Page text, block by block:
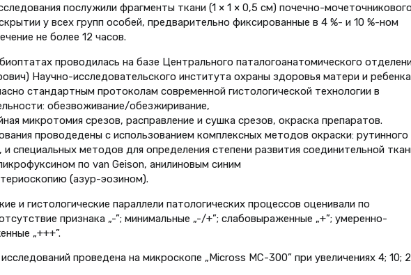
послужили фрагменты ткани (1 × 1 × 0,5 см) почечно-
у всех групп особей, предварительно фиксированные в 4 %- и 10 %-ном
не более 12 часов.
проводилась на базе Центрального паталогоанатомического
Научно-исследовательского института охраны здоровья матери и ребенка
стандартным протоколам современной гистологической технологии в
обезвоживание/обезжиривание,
микротомия срезов, расправление и сушка срезов, окраска препаратов.
проводедены с использованием комплексных методов окраски: рутинного
специальных методов для определения степени развития соединительной
по van Geison, анилиновым синим
(азур-эозином).
и гистологические параллели патологических процессов оценивали по
признака „-”; минимальные „-/+”; слабовыраженные „+”; умеренно-
„+++”.
проведена на микроскопе „Micross MC-300” при увеличениях 4; 10;